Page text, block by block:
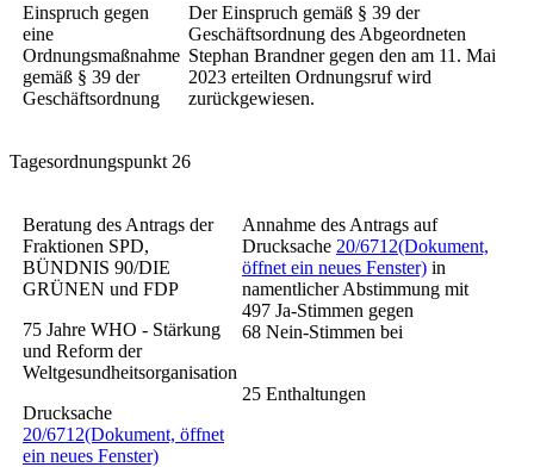
Einspruch gegen
eine
Ordnungsmaßnahme
gemäß § 39 der
Geschäftsordnung
Der Einspruch gemäß § 39 der
Geschäftsordnung des Abgeordneten
Stephan Brandner gegen den am 11. Mai
2023 erteilten Ordnungsruf wird
zurückgewiesen.
Tagesordnungspunkt 26
Beratung des Antrags der
Fraktionen SPD,
BÜNDNIS 90/DIE
GRÜNEN und FDP
75 Jahre WHO - Stärkung
und Reform der
Weltgesundheitsorganisation
Drucksache
20/6712(Dokument, öffnet
ein neues Fenster)
Annahme des Antrags auf
Drucksache 20/6712(Dokument,
öffnet ein neues Fenster) in
namentlicher Abstimmung mit
497 Ja-Stimmen gegen
68 Nein-Stimmen bei
25 Enthaltungen